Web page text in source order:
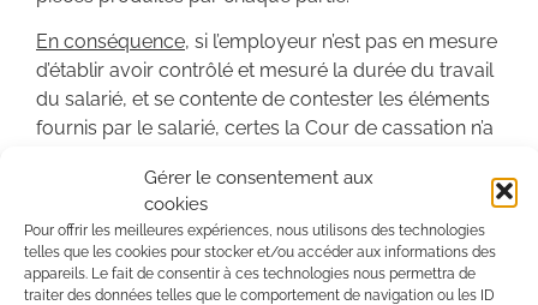
Gérer le consentement aux
cookies
Pour offrir les meilleures expériences, nous utilisons des technologies
telles que les cookies pour stocker et/ou accéder aux informations des
appareils. Le fait de consentir à ces technologies nous permettra de
traiter des données telles que le comportement de navigation ou les ID
En conséquence, si l’employeur n’est pas en mesure
d’établir avoir contrôlé et mesuré la durée du travail
du salarié, et se contente de contester les éléments
fournis par le salarié, certes la Cour de cassation n’a
automatique » de l’employeur, mais le juge sera
nécessairement plus enclin à octroyer un rappel de
salaires au titre des heures supplémentaires.